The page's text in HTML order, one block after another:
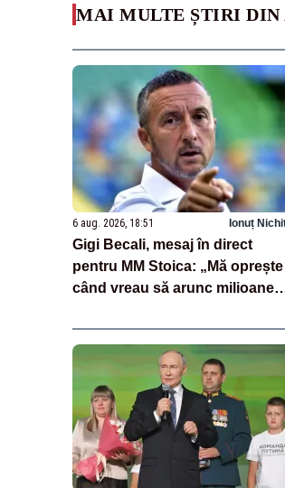
MAI MULTE ȘTIRI DIN
6 aug. 2026, 18:51 Ionuț
Gigi Becali, mesaj în direct
pentru MM Stoica: „Mă oprește
când vreau să arunc milioane